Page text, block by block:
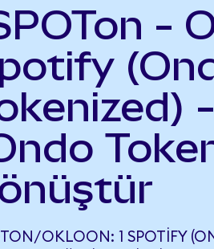
-
OKLOON: 1 SPOTIFY